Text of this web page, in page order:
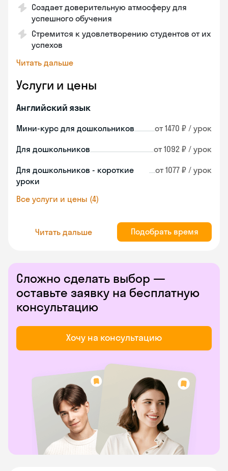
Создает доверительную атмосферу для
успешного обучения
Стремится к удовлетворению студентов от их
успехов
Читать дальше
Услуги и цены
Английский язык
Мини-курс для дошкольников от 1470 ₽ / урок
Для дошкольников от 1092 ₽ / урок
Для дошкольников - короткие
уроки
от 1077 ₽ / урок
Все услуги и цены (4)
Читать дальше Подобрать время
Сложно сделать выбор —
оставьте заявку на бесплатную
консультацию
Хочу на консультацию